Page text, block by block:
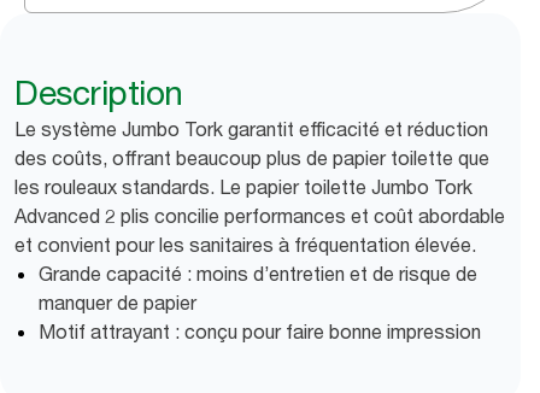
Description
Le système Jumbo Tork garantit efficacité et réduction
des coûts, offrant beaucoup plus de papier toilette que
les rouleaux standards. Le papier toilette Jumbo Tork
Advanced 2 plis concilie performances et coût abordable
et convient pour les sanitaires à fréquentation élevée.
Grande capacité : moins d’entretien et de risque de
manquer de papier
Motif attrayant : conçu pour faire bonne impression